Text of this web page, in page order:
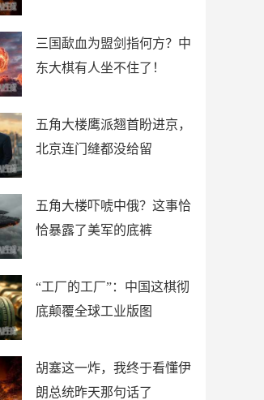
三国歃血为盟剑指何方？中
东大棋有人坐不住了！
五角大楼鹰派翘首盼进京，
北京连门缝都没给留
五角大楼吓唬中俄？这事恰
恰暴露了美军的底裤
“工厂的工厂”：中国这棋彻
底颠覆全球工业版图
胡塞这一炸，我终于看懂伊
朗总统昨天那句话了